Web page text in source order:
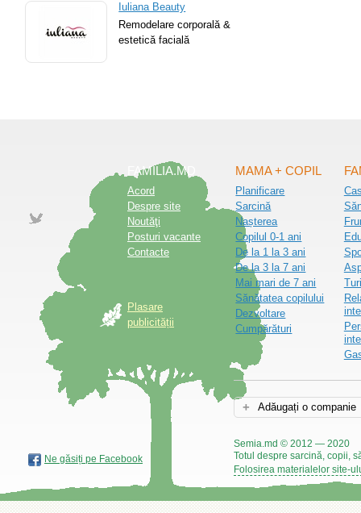
Iuliana Beauty
Remodelare corporală &
estetică facială
FAMILIA.MD
Acord
Despre site
Noutăţi
Posturi vacante
Contacte
Plasare
publicității
MAMA + COPIL
Planificare
Sarcină
Nașterea
Copilul 0-1 ani
De la 1 la 3 ani
De la 3 la 7 ani
Mai mari de 7 ani
Sănătatea copilului
Dezvoltare
Cumpărături
Adăugați o companie
Semia.md © 2012 — 2020
Totul despre sarcină, copii,
Folosirea materialelor site-
Ne găsiți pe Facebook